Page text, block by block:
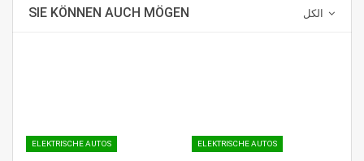
SIE KÖNNEN AUCH MÖGEN
ELEKTRISCHE AUTOS ELEKTRISCHE AUTOS